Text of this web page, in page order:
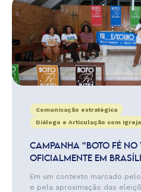
Comunicação estratégica
Diálogo e Articulação com
CAMPANHA “BOTO FÉ NO
OFICIALMENTE EM
Em um contexto marcado
e pela aproximação das